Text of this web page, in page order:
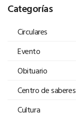
Categorías
Circulares
Evento
Obituario
Centro de saberes
Cultura